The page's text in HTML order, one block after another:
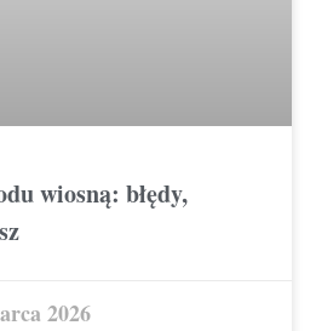
wiosną: błędy,
2026